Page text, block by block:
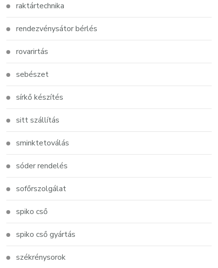
raktártechnika
rendezvénysátor bérlés
rovarirtás
sebészet
sírkő készítés
sitt szállítás
sminktetoválás
sóder rendelés
sofőrszolgálat
spiko cső
spiko cső gyártás
székrénysorok